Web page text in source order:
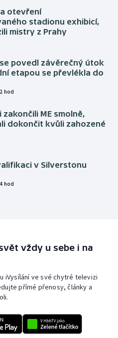
otevření
stadionu exhibicí,
mistry z Prahy
povedl závěrečný útok
etapou se převlékla do
hod
zakončili ME smolně,
dokončit kvůli zahozené
v Silverstonu
hod
vždy u sebe i na
iVysílání ve své chytré televizi
přímé přenosy, články a